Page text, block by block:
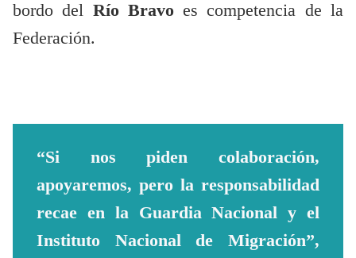
bordo del Río Bravoes competencia de la
Federación.
“Si nos piden colaboración,
apoyaremos, pero la responsabilidad
recae en la Guardia Nacional y el
Instituto Nacional de Migración”,